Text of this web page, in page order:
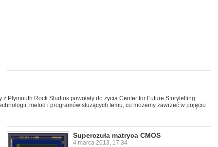
Plymouth Rock Studios powołały do życia Center for Future Storytelling.
metod i programów służących temu, co możemy zawrzeć w pojęciu
Superczuła matryca CMOS
4 marca 2013, 17:34